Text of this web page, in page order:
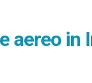
aereo in